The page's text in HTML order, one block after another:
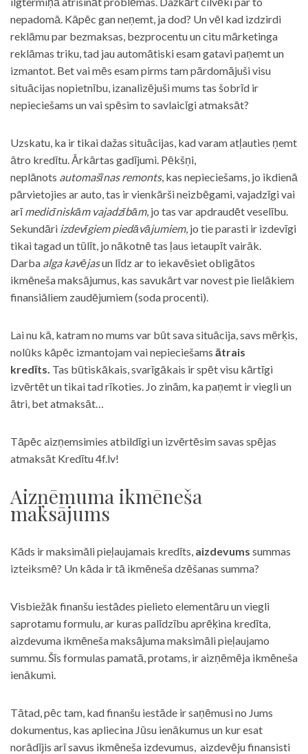
nepadomā. Kāpēc gan neņemt, ja dod? Un vēl kad izdzirdi
reklāmu par bezmaksas, bezprocentu un citu mārketinga
reklāmas triku, tad jau automātiski esam gatavi paņemt un
izmantot. Bet vai mēs esam pirms tam pārdomājuši visu
situācijas nopietnību, izanalizējuši mums tas šobrīd ir
nepieciešams un vai spēsim to savlaicīgi atmaksāt?
Uzskatu, ka ir tikai dažas situācijas, kad varam atļauties ņemt
ātro kredītu. Ārkārtas gadījumi. Pēkšņi,
neplānots automašīnas remonts, kas nepieciešams, jo ikdienā
pārvietojies ar auto, tas ir vienkārši neizbēgami, vajadzīgi vai
arīmedicīniskām vajadzībām, jo tas var apdraudēt veselību.
Sekundāri izdevīgiem piedāvājumiem, jo tie parasti ir izdevīgi
tikai tagad un tūlīt, jo nākotnē tas ļaus ietaupīt vairāk.
Darba alga kavējasun līdz ar to iekavēsiet obligātos
ikmēneša maksājumus, kas savukārt var novest pie lielākiem
finansiāliem zaudējumiem (soda procenti).
Lai nu kā, katram no mums var būt sava situācija, savs mērķis,
nolūks kāpēc izmantojam vai nepieciešams ātrais
kredīts. Tas būtiskākais, svarīgākais ir spēt visu kārtīgi
izvērtēt un tikai tad rīkoties. Jo zinām, ka paņemt ir viegli un
ātri, bet atmaksāt…
Tāpēc aizņemsimies atbildīgi un izvērtēsim savas spējas
atmaksāt Kredītu 4f.lv!
Aizņēmuma ikmēneša
maksājums
Kāds ir maksimāli pieļaujamais kredīts, aizdevums summas
izteiksmē? Un kāda ir tā ikmēneša dzēšanas summa?
Visbiežāk finanšu iestādes pielieto elementāru un viegli
saprotamu formulu, ar kuras palīdzību aprēķina kredīta,
aizdevuma ikmēneša maksājuma maksimāli pieļaujamo
summu. Šīs formulas pamatā, protams, ir aizņēmēja ikmēneša
ienākumi.
Tātad, pēc tam, kad finanšu iestāde ir saņēmusi no Jums
dokumentus, kas apliecina Jūsu ienākumus un kur esat
norādījis arī savus ikmēneša izdevumus, aizdevēju finansisti